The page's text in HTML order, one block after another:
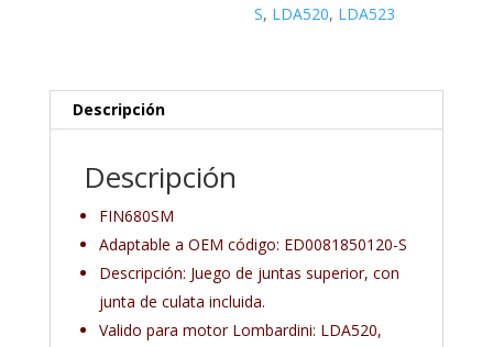
S, LDA520, LDA523
Descripción
Descripción
FIN680SM
Adaptable a OEM código: ED0081850120-S
Descripción: Juego de juntas superior, con
junta de culata incluida.
Valido para motor Lombardini: LDA520,